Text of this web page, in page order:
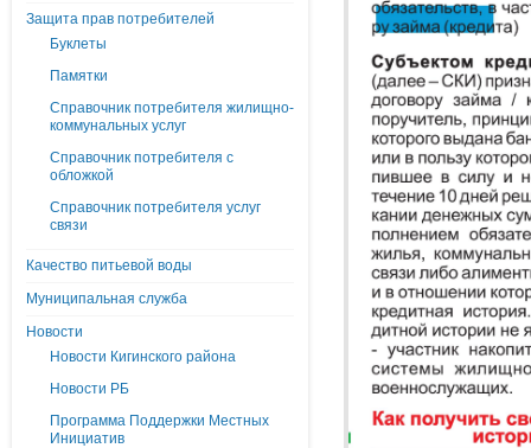
Защита прав потребителей
Буклеты
Памятки
Справочник потребителя жилищно-
коммунальных услуг
Справочник потребителя с
обложкой
Справочник потребителя услуг
связи
Качество питьевой воды
Муниципальная служба
Новости
Новости Кигинского района
Новости РБ
Программа Поддержки Местных
Инициатив